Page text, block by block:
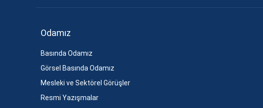
Odamız
Basında Odamız
Görsel Basında Odamız
Mesleki ve Sektörel Görüşler
Resmi Yazışmalar